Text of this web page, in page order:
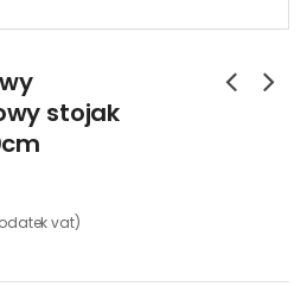
stojak
vat)